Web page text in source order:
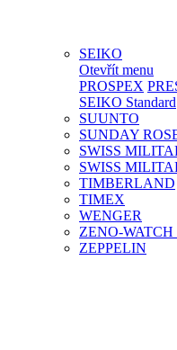
SEIKO
Otevřít menu
PROSPEX
SEIKO Standard
SUUNTO
SUNDAY
SWISS
SWISS
TIMBERLAND
TIMEX
WENGER
ZENO-
ZEPPELIN